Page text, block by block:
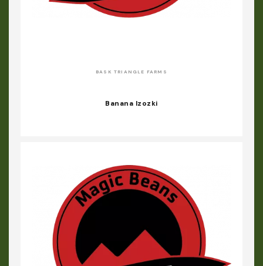
BASK TRIANGLE FARMS
Banana Izozki